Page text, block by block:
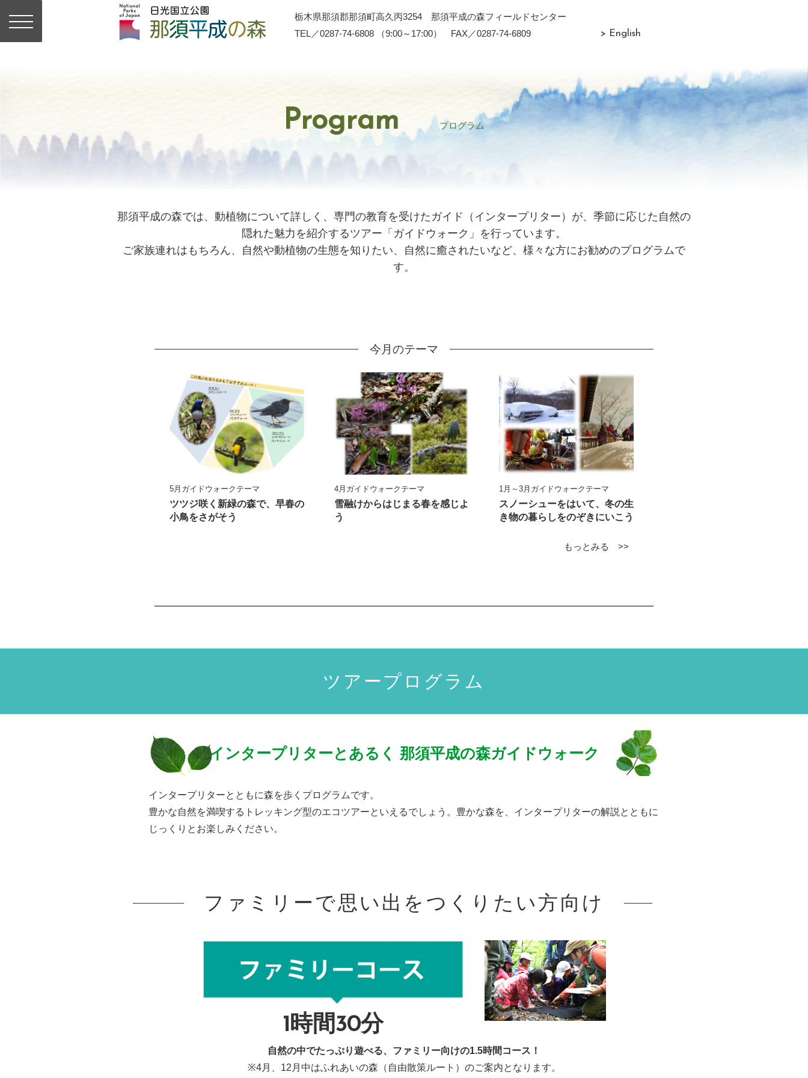
栃木県那須郡那須町高久丙3254 那須平成の森フィールドセンター
TEL／0287-74-6808 （9:00～17:00） FAX／0287-74-6809
> English
Program プログラム
那須平成の森では、動植物について詳しく、専門の教育を受けたガイド（インタープリター）が、季節に応じた自然の
隠れた魅力を紹介するツアー「ガイドウォーク」を行っています。
ご家族連れはもちろん、自然や動植物の生態を知りたい、自然に癒されたいなど、様々な方にお勧めのプログラムで
す。
今月のテーマ
5月ガイドウォークテーマ
ツツジ咲く新緑の森で、早春の
小鳥をさがそう
4月ガイドウォークテーマ
雪融けからはじまる春を感じよ
う
1月～3月ガイドウォークテーマ
スノーシューをはいて、冬の生
き物の暮らしをのぞきにいこう
もっとみる >>
ツアープログラム
インタープリターとあるく 那須平成の森ガイドウォーク
インタープリターとともに森を歩くプログラムです。
豊かな自然を満喫するトレッキング型のエコツアーといえるでしょう。豊かな森を、インタープリターの解説とともに
じっくりとお楽しみください。
ファミリーで思い出をつくりたい方向け
1時間30分
自然の中でたっぷり遊べる、ファミリー向けの1.5時間コース！
※4月、12月中はふれあいの森（自由散策ルート）のご案内となります。